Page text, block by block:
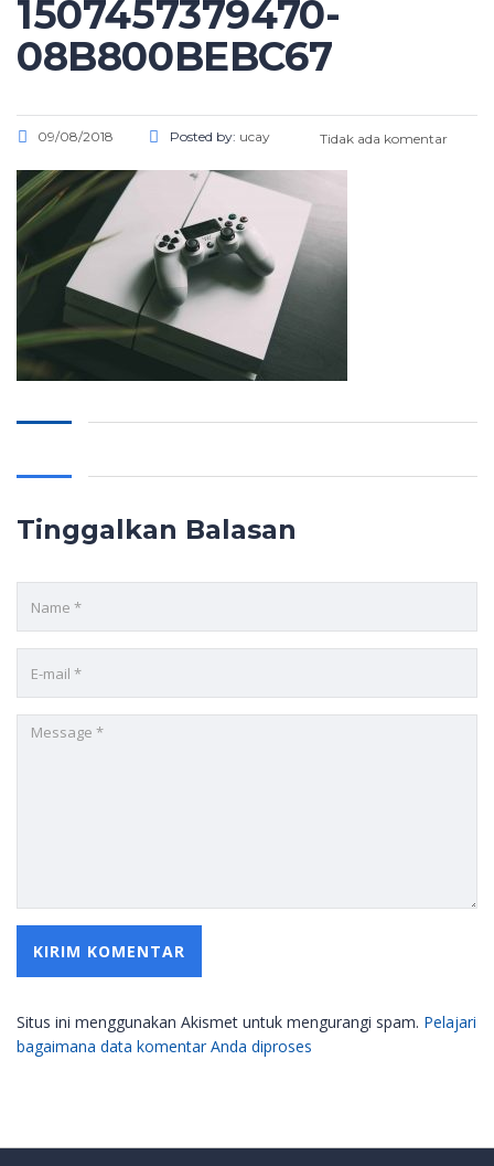
1507457379470-
08B800BEBC67
09/08/2018 Posted by: ucay Tidak ada komentar
Tinggalkan Balasan
Situs ini menggunakan Akismet untuk mengurangi spam. Pelajari
bagaimana data komentar Anda diproses